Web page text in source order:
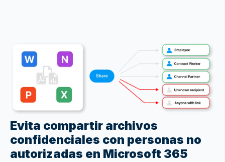
Evita compartir archivos
confidenciales con personas no
autorizadas en Microsoft 365